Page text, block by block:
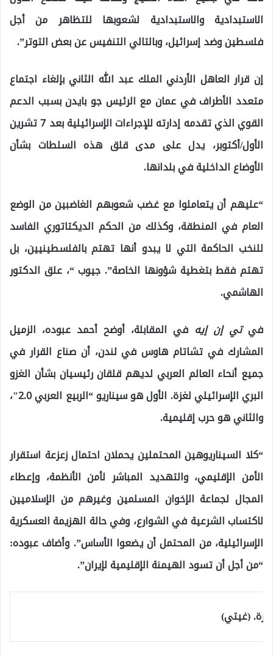
الاستبدادية والاستبدادية لشعوبها للتظاهر من أجل
فلسطين وضد إسرائيل، وبالتالي التنفيس عن بعض التوتر”.
إن قرار العاهل الأردني الملك عبد الله الثاني بإلغاء اجتماع
متعدد الأطراف في عمان مع الرئيس جو بايدن بسبب الدعم
القوي الذي تقدمه إدارته للإجراءات الإسرائيلية بعد 7 تشرين
الأول/أكتوبر، يدل على مدى قلق هذه السلطات بشأن
الأوضاع الداخلية في بلدانها.
“عليهم أن يتعاملوا مع غضب شعوبهم الغاضبين من الوضع
العام في المنطقة، وكذلك من الحكم الديكتاتوري الفاسد
للنخب الحاكمة التي لا يبدو أنها تهتم بالفلسطينيين، بل
تهتم فقط بتغطية شؤونها الخاصة”. جيوب “، علق الدكتور
الهاشمي.
فيتي إن إيه في المقابلة، أوضح أحمد عبوده، الزميل
المشارك في تشاتام هاوس في لندن، أن صناع القرار في
جميع أنحاء العالم العربي لديهم قلقان رئيسيان بشأن الغزو
البري الإسرائيلي لغزة. الأول هو سيناريو “الربيع العربي 2.0″،
والثاني هو حرب إقليمية.
“كلا السيناريوهين المحتملين يحملان احتمال زعزعة استقرار
الأمن الإقليمي، والتهديد المباشر لأمن الأنظمة، وإعطاء
المجال لجماعة الإخوان المسلمين وغيرهم من الإسلاميين
لاكتساب الشرعية في الشوارع، وفي حالة الهزيمة العسكرية
الإسرائيلية، من المحتمل أن يضعوا الأساس”. وأضاف عبوده:
“من أجل أن تسود الهيمنة الإقليمية لإيران”.
(غيتي)